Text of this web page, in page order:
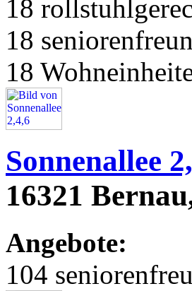
18
18
18
Sonnenallee
16321
Angebote:
104